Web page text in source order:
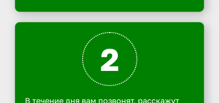
2
В течение дня вам позвонят, расскажут